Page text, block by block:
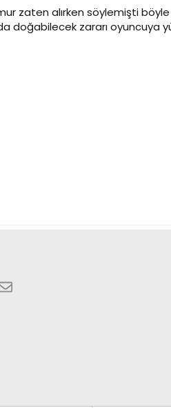
zaten alırken söylemişti
doğabilecek zararı oyuncuya
E-posta